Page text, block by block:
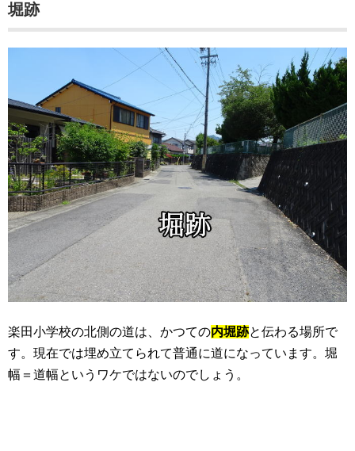
堀跡
楽田小学校の北側の道は、かつての内堀跡と伝わる場所で
す。現在では埋め立てられて普通に道になっています。堀
幅＝道幅というワケではないのでしょう。